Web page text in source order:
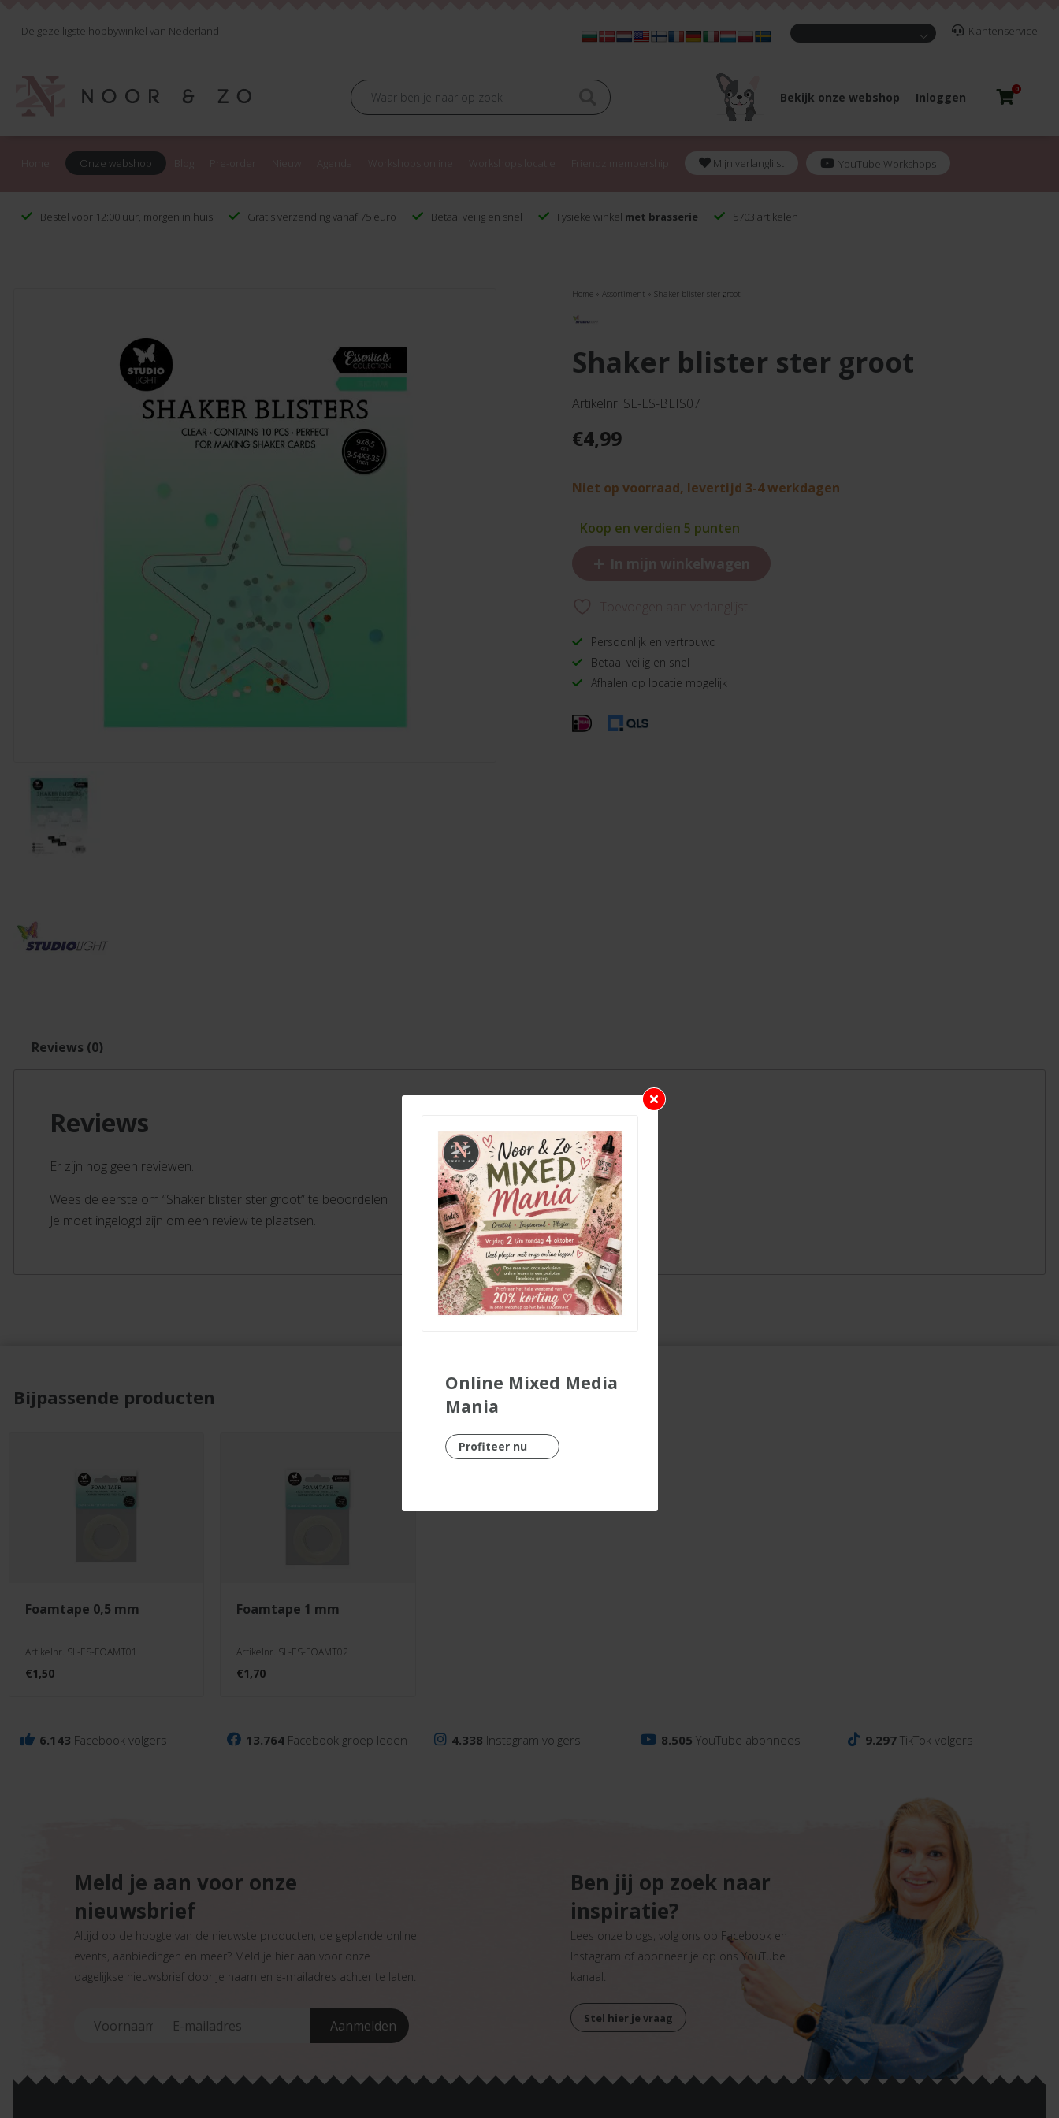
De gezelligste hobbywinkel van Nederland Klantenservice
Bekijk onze webshop Inloggen
0
Onze webshop Mijn verlanglijst YouTube Workshops
Bestel voor 12:00 uur, morgen in huis Gratis verzending vanaf 75 euro Betaal veilig en snel Fysieke winkel met brasserie 5703 artikelen
Home »Assortiment »Shaker blister ster groot
shaker blister ster groot
Artikelnr. SL-ES-BLIS07
€4,99
Niet op voorraad, levertijd 3-4 werkdagen
Koop en verdien 5 punten
+ In mijn winkelwagen
Toevoegen aan verlanglijst
Persoonlijk en vertrouwd
Betaal veilig en snel
Afhalen op locatie mogelijk
Reviews (0)
Reviews
Er zijn nog geen reviewen.
Wees de eerste om “Shaker blister ster groot” te beoordelen
Je moet ingelogd zijn om een review te plaatsen.
Bijpassende producten
foamtape 0,5 mm
Artikelnr. SL-ES-FOAMT01
€1,50
foamtape 1 mm
Artikelnr. SL-ES-FOAMT02
€1,70
6.143 Facebook volgers 13.764 Facebook groep leden 4.338 Instagram volgers 8.505 YouTube abonnees 9.297TikTok volgers
Meld je aan voor onze
nieuwsbrief
Altijd op de hoogte van de nieuwste producten, de geplande online
events, aanbiedingen en meer? Meld je hier aan voor onze
dagelijkse nieuwsbrief door je naam en e-mailadres achter te laten.
Ben jij op zoek naar
inspiratie?
Lees onze blogs, volg ons op Facebook en
Instagram of abonneer je op ons YouTube
kanaal.
Stel hier je vraag
Online Mixed Media
Mania
Profiteer nu